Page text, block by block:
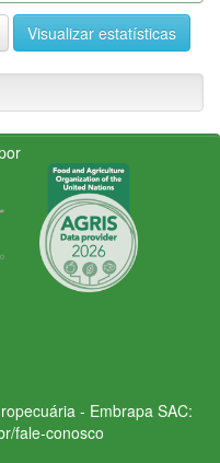
Visualizar estatísticas
- Embrapa SAC:
fale-conosco